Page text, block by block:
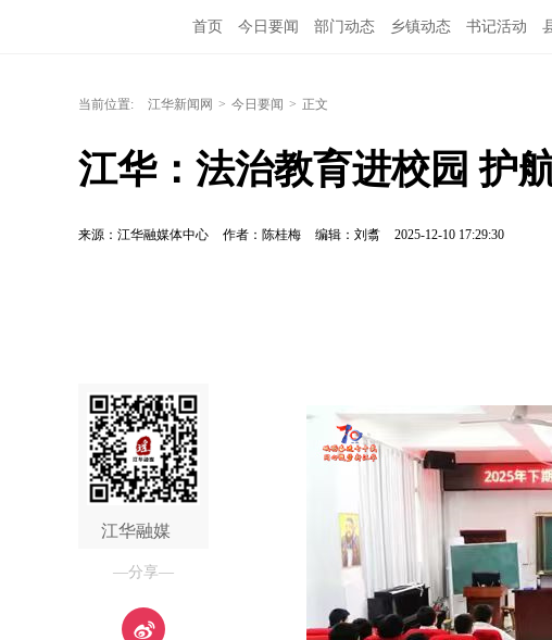
首页 今日要闻 部门动态 乡镇动态 书记活动
当前位置: 江华新闻网 > 今日要闻 > 正文
江华：法治教育进校园 护
来源：江华融媒体中心 作者：陈桂梅 编辑：刘翥 2025-12-10 17:29:30
江华融媒
—分享—